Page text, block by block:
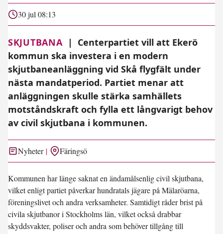
30 jul 08:13
SKJUTBANA |
Centerpartiet vill att Ekerö
kommun ska investera i en modern
skjutbaneanläggning vid Skå flygfält under
nästa mandatperiod. Partiet menar att
anläggningen skulle stärka samhällets
motståndskraft och fylla ett långvarigt behov
av civil skjutbana i kommunen.
Nyheter Färingsö
Kommunen har länge saknat en ändamålsenlig civil skjutbana,
vilket enligt partiet påverkar hundratals jägare på Mälaröarna,
föreningslivet och andra verksamheter. Samtidigt råder brist på
civila skjutbanor i Stockholms län, vilket också drabbar
skyddsvakter, poliser och andra som behöver tillgång till